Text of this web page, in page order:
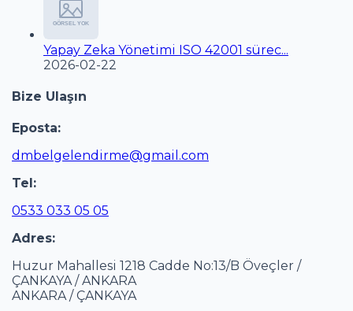
Yapay Zeka Yönetimi ISO 42001 sürec...
2026-02-22
Bize Ulaşın
Eposta:
dmbelgelendirme@gmail.com
Tel:
0533 033 05 05
Adres:
Huzur Mahallesi 1218 Cadde No:13/B Öveçler /
ÇANKAYA / ANKARA
ANKARA / ÇANKAYA